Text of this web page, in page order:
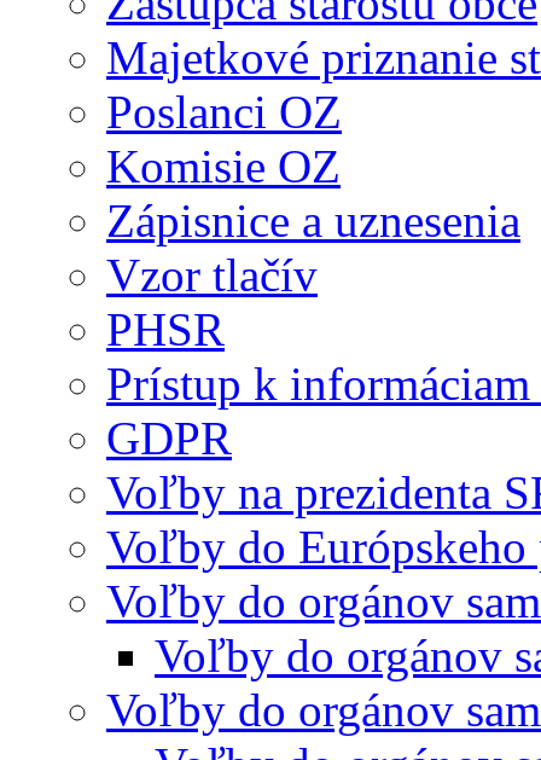
Majetkové priznanie
Poslanci OZ
Komisie OZ
Zápisnice a uznesenia
Vzor tlačív
PHSR
Prístup k
GDPR
Voľby na prezidenta
Voľby do Európskeho
Voľby do orgánov
Voľby do orgánov
Voľby do orgánov